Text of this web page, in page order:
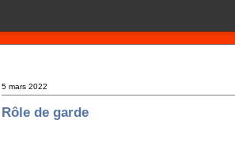
5 mars 2022
Rôle de garde